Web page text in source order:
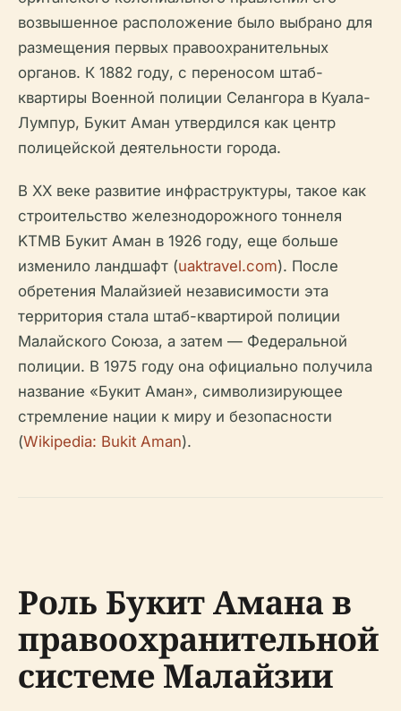
возвышенное расположение было выбрано для
размещения первых правоохранительных
органов. К 1882 году, с переносом штаб-
квартиры Военной полиции Селангора в Куала-
Лумпур, Букит Аман утвердился как центр
полицейской деятельности города.
В XX веке развитие инфраструктуры, такое как
строительство железнодорожного тоннеля
KTMB Букит Аман в 1926 году, еще больше
изменило ландшафт (uaktravel.com). После
обретения Малайзией независимости эта
территория стала штаб-квартирой полиции
Малайского Союза, а затем — Федеральной
полиции. В 1975 году она официально получила
название «Букит Аман», символизирующее
стремление нации к миру и безопасности
(Wikipedia: Bukit Aman).
Роль Букит Амана в
правоохранительной
системе Малайзии